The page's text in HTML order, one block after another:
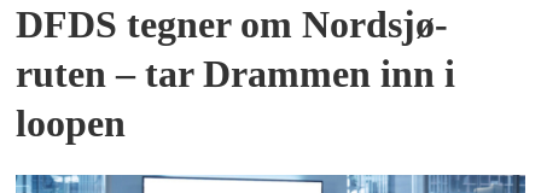
DFDS tegner om Nordsjø-
ruten – tar Drammen inn i
loopen